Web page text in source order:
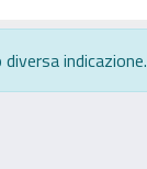
indicazione.